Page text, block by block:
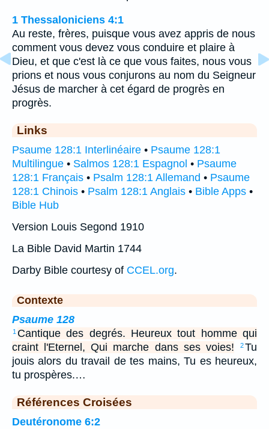
1 Thessaloniciens 4:1
Au reste, frères, puisque vous avez appris de nous
comment vous devez vous conduire et plaire à
Dieu, et que c'est là ce que vous faites, nous vous
prions et nous vous conjurons au nom du Seigneur
Jésus de marcher à cet égard de progrès en
progrès.
Links
Psaume 128:1 Interlinéaire • Psaume 128:1
Multilingue • Salmos 128:1 Espagnol • Psaume
128:1 Français • Psalm 128:1 Allemand • Psaume
128:1 Chinois • Psalm 128:1 Anglais • Bible Apps •
Bible Hub
Version Louis Segond 1910
La Bible David Martin 1744
Darby Bible courtesy of CCEL.org.
Contexte
Psaume 128
1 Cantique des degrés. Heureux tout homme qui
craint l'Eternel, Qui marche dans ses voies!
2Tu
jouis alors du travail de tes mains, Tu es heureux,
tu prospères.…
Références Croisées
Deutéronome 6:2